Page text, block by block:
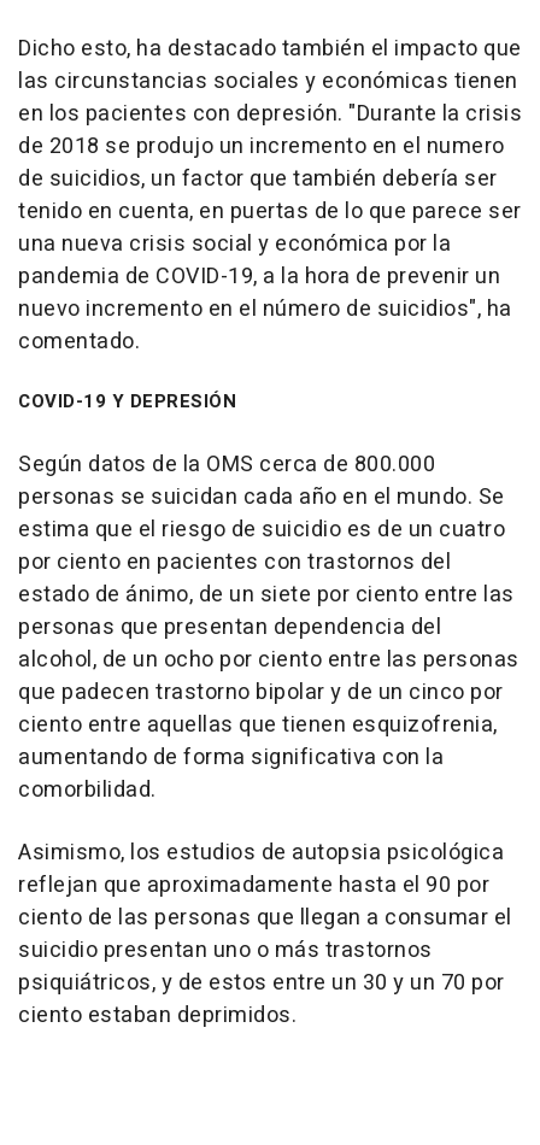
Dicho esto, ha destacado también el impacto que
las circunstancias sociales y económicas tienen
en los pacientes con depresión. "Durante la crisis
de 2018 se produjo un incremento en el numero
de suicidios, un factor que también debería ser
tenido en cuenta, en puertas de lo que parece ser
una nueva crisis social y económica por la
pandemia de COVID-19, a la hora de prevenir un
nuevo incremento en el número de suicidios", ha
comentado.
COVID-19 Y DEPRESIÓN
Según datos de la OMS cerca de 800.000
personas se suicidan cada año en el mundo. Se
estima que el riesgo de suicidio es de un cuatro
por ciento en pacientes con trastornos del
estado de ánimo, de un siete por ciento entre las
personas que presentan dependencia del
alcohol, de un ocho por ciento entre las personas
que padecen trastorno bipolar y de un cinco por
ciento entre aquellas que tienen esquizofrenia,
aumentando de forma significativa con la
comorbilidad.
Asimismo, los estudios de autopsia psicológica
reflejan que aproximadamente hasta el 90 por
ciento de las personas que llegan a consumar el
suicidio presentan uno o más trastornos
psiquiátricos, y de estos entre un 30 y un 70 por
ciento estaban deprimidos.